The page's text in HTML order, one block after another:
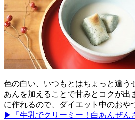
色の白い、いつもとはちょっと違う
あんを加えることで甘みとコクが出
に作れるので、ダイエット中のおや
▶「牛乳でクリーミー！白あんぜん